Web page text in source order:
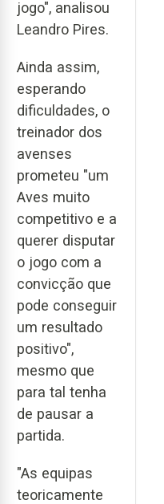
jogo", analisou
Leandro Pires.
Ainda assim,
esperando
dificuldades, o
treinador dos
avenses
prometeu "um
Aves muito
competitivo e a
querer disputar
o jogo com a
convicção que
pode conseguir
um resultado
positivo",
mesmo que
para tal tenha
de pausar a
partida.
"As equipas
teoricamente